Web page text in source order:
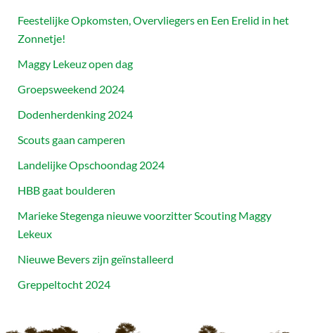
Feestelijke Opkomsten, Overvliegers en Een Erelid in het
Zonnetje!
Maggy Lekeuz open dag
Groepsweekend 2024
Dodenherdenking 2024
Scouts gaan camperen
Landelijke Opschoondag 2024
HBB gaat boulderen
Marieke Stegenga nieuwe voorzitter Scouting Maggy
Lekeux
Nieuwe Bevers zijn geïnstalleerd
Greppeltocht 2024